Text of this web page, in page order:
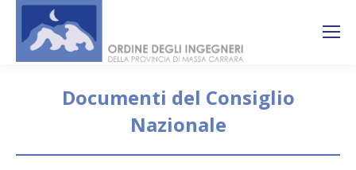
Documenti del Consiglio
Nazionale